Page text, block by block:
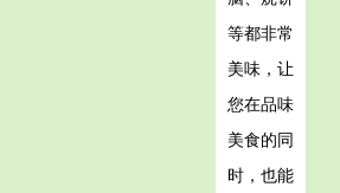
等都非常
美味，让
您在品味
美食的同
时，也能